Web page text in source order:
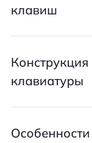
клавиш
Конструкция
клавиатуры
Особенности